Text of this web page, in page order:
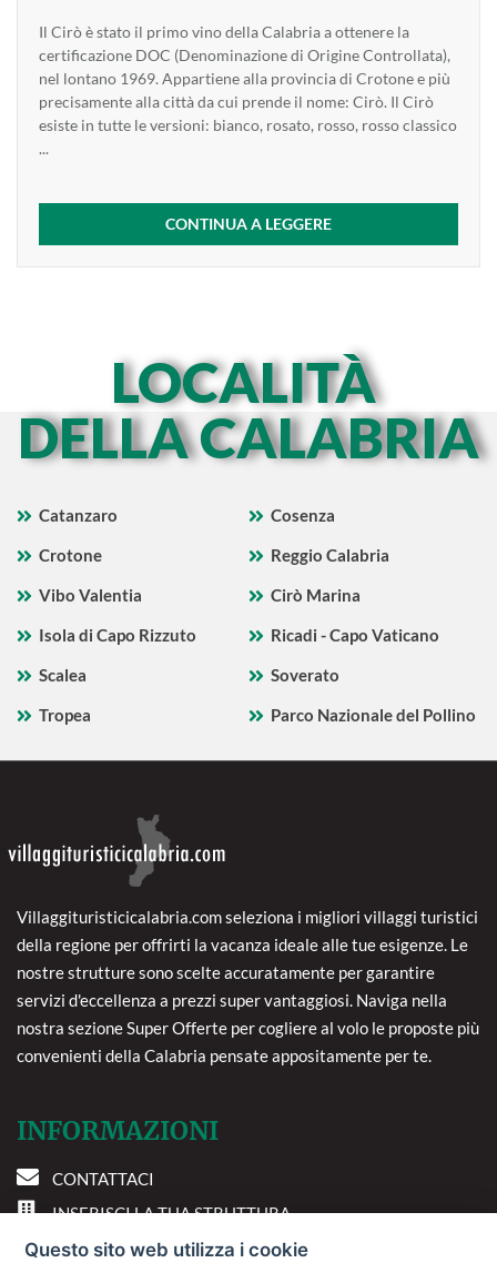
Il Cirò è stato il primo vino della Calabria a ottenere la
certificazione DOC (Denominazione di Origine Controllata),
nel lontano 1969. Appartiene alla provincia di Crotone e più
precisamente alla città da cui prende il nome: Cirò. Il Cirò
esiste in tutte le versioni: bianco, rosato, rosso, rosso classico
...
CONTINUA A LEGGERE
LOCALITÀ
DELLA CALABRIA
Catanzaro
Cosenza
Crotone
Reggio Calabria
Vibo Valentia
Cirò Marina
Isola di Capo Rizzuto
Ricadi - Capo Vaticano
Scalea
Soverato
Tropea
Parco Nazionale del Pollino
Villaggituristicicalabria.com seleziona i migliori villaggi turistici
della regione per offrirti la vacanza ideale alle tue esigenze. Le
nostre strutture sono scelte accuratamente per garantire
servizi d'eccellenza a prezzi super vantaggiosi. Naviga nella
nostra sezione Super Offerte per cogliere al volo le proposte più
convenienti della Calabria pensate appositamente per te.
INFORMAZIONI
CONTATTACI
INSERISCI LA TUA STRUTTURA
PREFERENZE COOKIE
Questo sito web utilizza i cookie